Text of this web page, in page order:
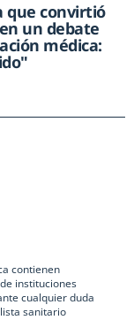
que convirtió
un debate
médica:
contienen
instituciones
cualquier duda
sanitario